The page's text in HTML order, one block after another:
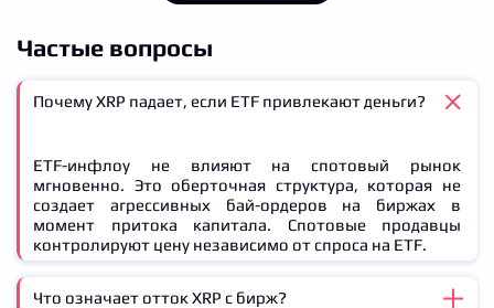
Частые вопросы
Почему XRP падает, если ETF привлекают деньги?
ETF-инфлоу не влияют на спотовый рынок
мгновенно. Это оберточная структура, которая не
создает агрессивных бай-ордеров на биржах в
момент притока капитала. Спотовые продавцы
контролируют цену независимо от спроса на ETF.
Что означает отток XRP с бирж?